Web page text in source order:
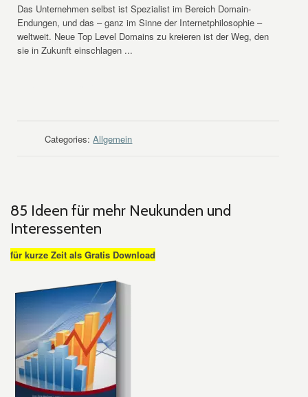
Das Unternehmen selbst ist Spezialist im Bereich Domain-
Endungen, und das – ganz im Sinne der Internetphilosophie –
weltweit. Neue Top Level Domains zu kreieren ist der Weg, den
sie in Zukunft einschlagen ...
Categories: Allgemein
85 Ideen für mehr Neukunden und
Interessenten
für kurze Zeit als Gratis Download